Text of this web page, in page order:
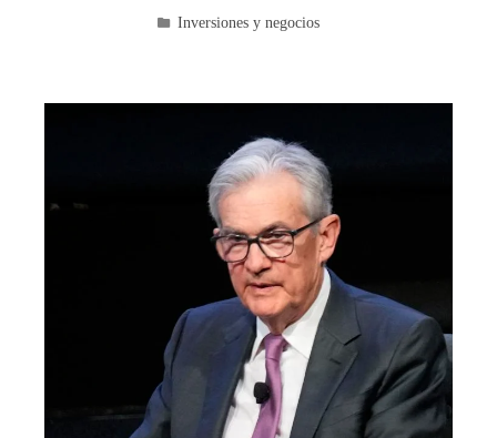
Inversiones y negocios